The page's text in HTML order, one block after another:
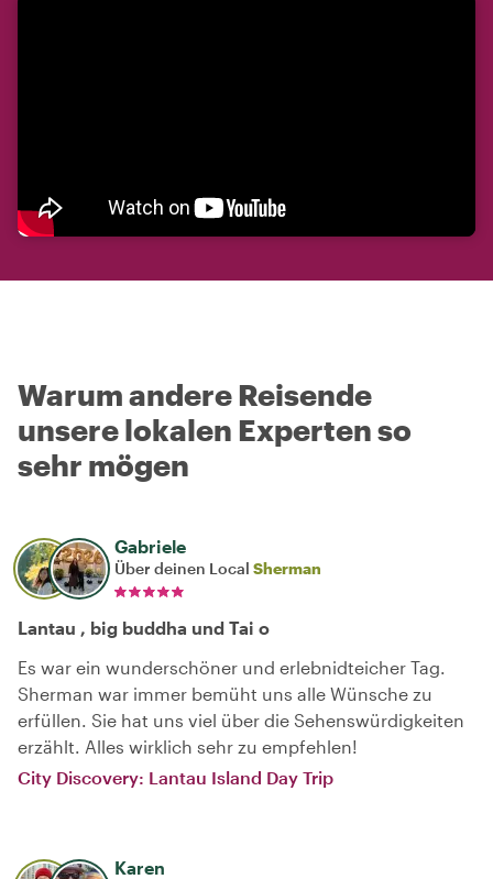
Warum andere Reisende
unsere lokalen Experten so
sehr mögen
Gabriele
Über deinen Local Sherman
Lantau , big buddha und Tai o
Es war ein wunderschöner und erlebnidteicher Tag.
Sherman war immer bemüht uns alle Wünsche zu
erfüllen. Sie hat uns viel über die Sehenswürdigkeiten
erzählt. Alles wirklich sehr zu empfehlen!
City Discovery: Lantau Island Day Trip
Karen